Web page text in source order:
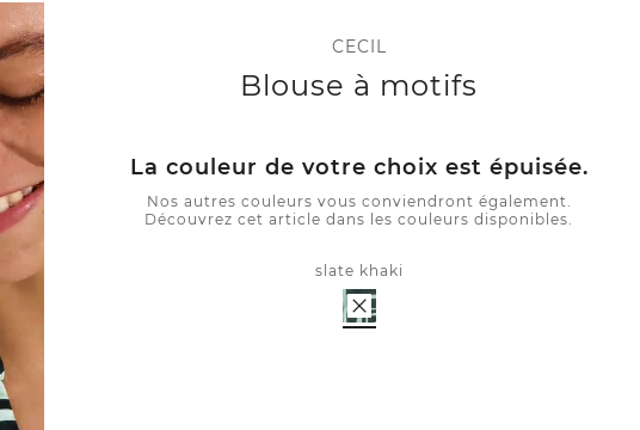
CECIL
Blouse à motifs
La couleur de votre choix est épuisée.
Nos autres couleurs vous conviendront également.
Découvrez cet article dans les couleurs disponibles.
slate khaki